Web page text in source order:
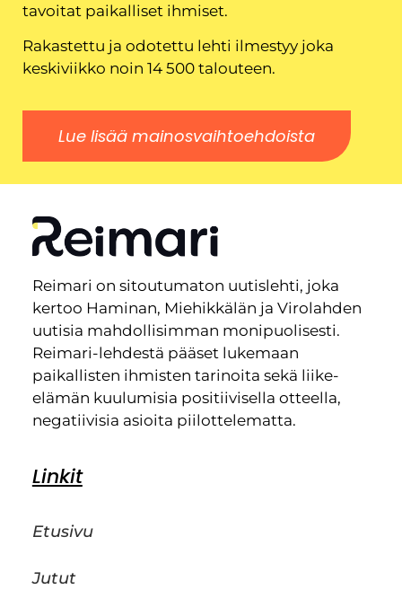
tavoitat paikalliset ihmiset.
Rakastettu ja odotettu lehti ilmestyy joka
keskiviikko noin 14 500 talouteen.
Lue lisää mainosvaihtoehdoista
Reimari on sitoutumaton uutislehti, joka
kertoo Haminan, Miehikkälän ja Virolahden
uutisia mahdollisimman monipuolisesti.
Reimari-lehdestä pääset lukemaan
paikallisten ihmisten tarinoita sekä liike-
elämän kuulumisia positiivisella otteella,
negatiivisia asioita piilottelematta.
Linkit
Etusivu
Jutut